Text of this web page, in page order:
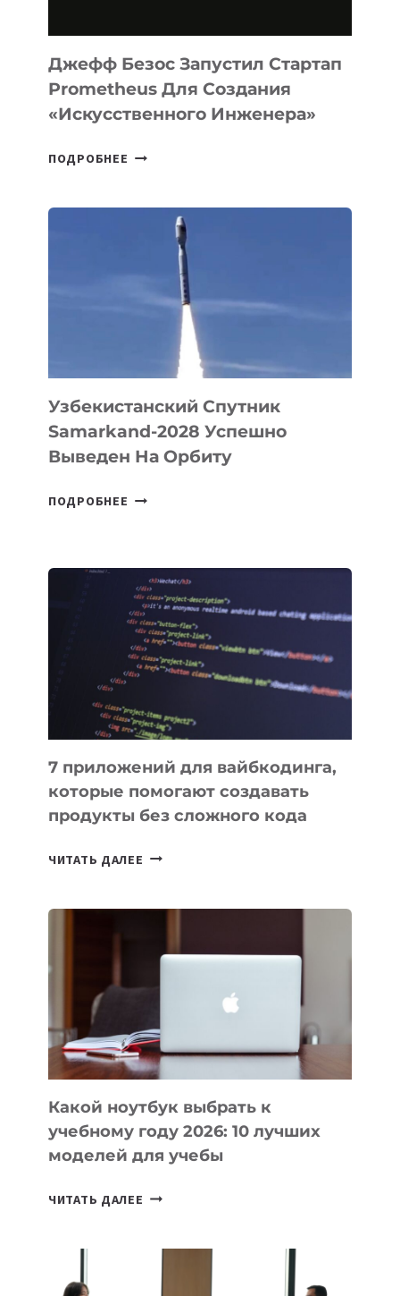
И
LINUX
Джефф Безос Запустил Стартап
Prometheus Для Создания
«искусственного Инженера»
ПОДРОБНЕЕ ДЖЕФФ
СТАРТАП
PROMETHEUS
СОЗДАНИЯ
«ИСКУССТВЕННОГО
ИНЖЕНЕРА»
Узбекистанский Спутник
Samarkand-2028 Успешно
Выведен На Орбиту
ПОДРОБНЕЕ УЗБЕКИСТАНСКИЙ
УСПЕШНО
ВЫВЕДЕН
НА
ОРБИТУ
7 приложений для вайбкодинга,
которые помогают создавать
продукты без сложного кода
ЧИТАТЬ ДАЛЕЕ 7
ПОМОГАЮТ
СОЗДАВАТЬ
БЕЗ
СЛОЖНОГО
КОДА
Какой ноутбук выбрать к
учебному году 2026: 10 лучших
моделей для учебы
ЧИТАТЬ ДАЛЕЕ КАКОЙ
УЧЕБНОМУ